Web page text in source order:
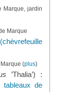
Marque, jardin
Marque
(plus)
’Thalia’) :
de